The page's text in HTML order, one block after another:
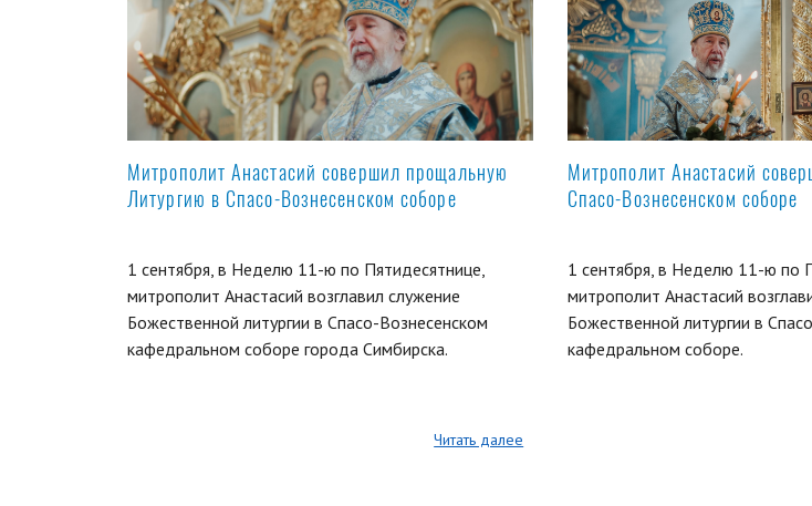
Митрополит Анастасий совершил прощальную
Литургию в Спасо-Вознесенском соборе
1 сентября, в Неделю 11-ю по Пятидесятнице,
митрополит Анастасий возглавил служение
Божественной литургии в Спасо-Вознесенском
кафедральном соборе города Симбирска.
Читать далее
Митрополит Анастасий
Спасо-Вознесенском соборе
1 сентября, в Неделю 11-ю по
митрополит Анастасий
Божественной литургии в
кафедральном соборе.